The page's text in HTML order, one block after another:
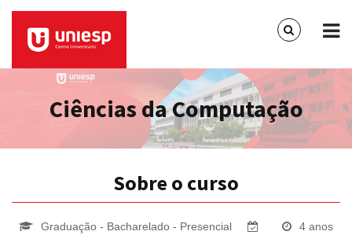
Ciências da Computação
Sobre o curso
Graduação - Bacharelado - Presencial 4 anos